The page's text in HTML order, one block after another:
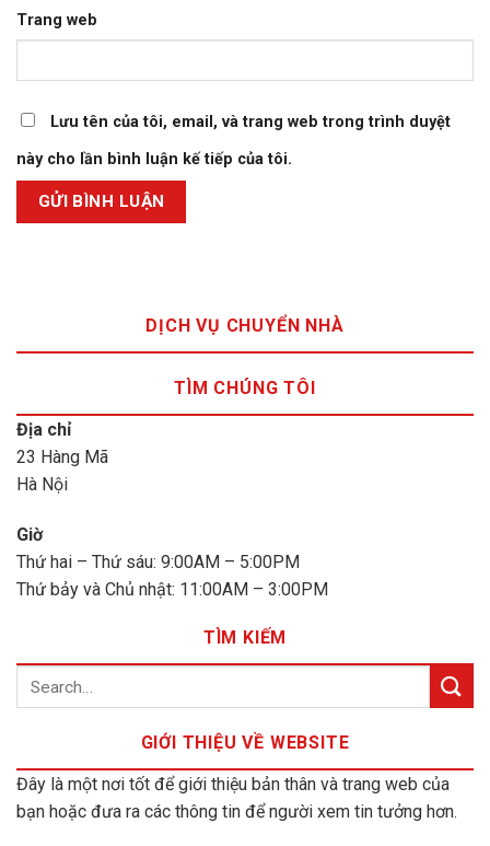
Trang web
Lưu tên của tôi, email, và trang web trong trình duyệt
này cho lần bình luận kế tiếp của tôi.
DỊCH VỤ CHUYỂN NHÀ
TÌM CHÚNG TÔI
Địa chỉ
23 Hàng Mã
Hà Nội
Giờ
Thứ hai – Thứ sáu: 9:00AM – 5:00PM
Thứ bảy và Chủ nhật: 11:00AM – 3:00PM
TÌM KIẾM
GIỚI THIỆU VỀ WEBSITE
Đây là một nơi tốt để giới thiệu bản thân và trang web của
bạn hoặc đưa ra các thông tin để người xem tin tưởng hơn.